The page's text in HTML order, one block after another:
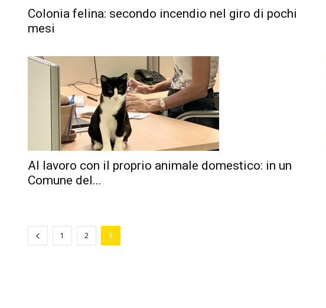
Colonia felina: secondo incendio nel giro di pochi
mesi
Al lavoro con il proprio animale domestico: in un
Comune del...
1 2 3